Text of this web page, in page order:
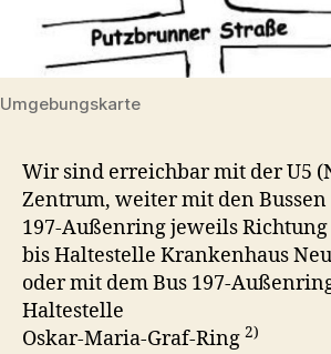
Umgebungskarte
Wir sind erreichbar mit der U5
Zentrum, weiter mit den Bussen
197-Außenring jeweils
bis Haltestelle Krankenhaus
oder mit dem Bus 197-
Haltestelle
Oskar-Maria-Graf-Ring 2)